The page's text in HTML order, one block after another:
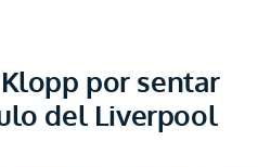
por sentar
del Liverpool